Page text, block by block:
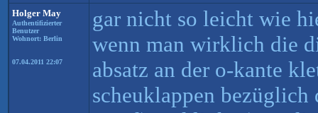
Holger May
Authentifizierter
Benutzer
Wohnort: Berlin
07.04.2011 22:07
gar nicht so leicht wie
wenn man wirklich die
absatz an der o-kante
scheuklappen